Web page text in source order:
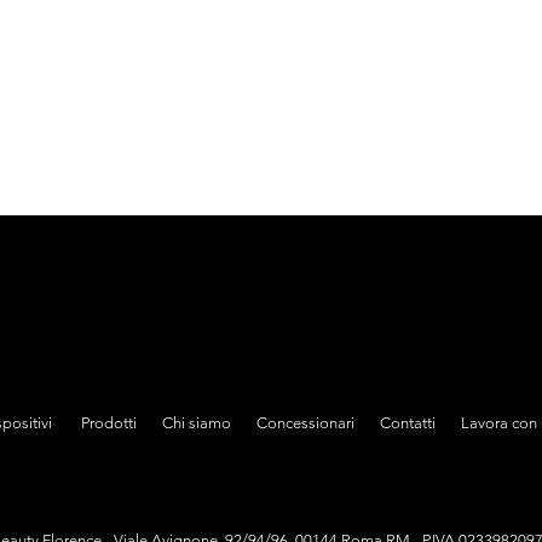
Prodotti Chi siamo Concessionari Contatti Lavora con